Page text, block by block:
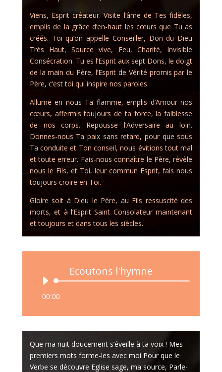
Viens, Esprit créateur. Visite l’âme de Tes fidèles,
emplis de la grâce d’en-haut les cœurs que Tu as
créés. Toi qu’on appelle Conseiller, Don du Dieu
Très Haut, Source vive, Feu, Charité, Invisible
Consécration. Tu es l’Esprit aux sept Dons, le doigt
de la main du Père, l’Esprit de Vérité promis par le
Père, c’est toi qui inspire nos paroles.
Allume en nous Ta flamme, emplis d’Amour nos
cœurs, affermis toujours de ta force, la faiblesse
de nos corps. Repousse l’Adversaire au loin.
Donnes-nous Ta paix sans retard, pour que sous
Ta conduite et Ton conseil, nous évitions tout mal
et toute erreur. Fais-nous connaître le Père, révèle
nous le Fils, et Toi, leur commun Esprit, fais nous
toujours croire en Toi.
Gloire soit à Dieu le Père, au Fils ressuscité des
morts, et à l’Esprit Saint Consolateur maintenant
et toujours et dans tous les siècles.
Ecoutons l'hymne
Lecteur
00:00
Que ma nuit doucement s’éveille à ta voix ! Mes
premiers mots forme-les avec moi Pour que le
Verbe se découvre Eglise sage, ma source, Parle-